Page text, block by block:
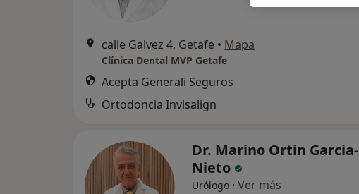
calle Galvez 4, Getafe • Mapa
Clínica Dental MVP Getafe
Acepta Generali Seguros
Ortodoncia Invisalign
Dr. Marino Ortin Garcia-
Nieto
Urólogo · Ver más